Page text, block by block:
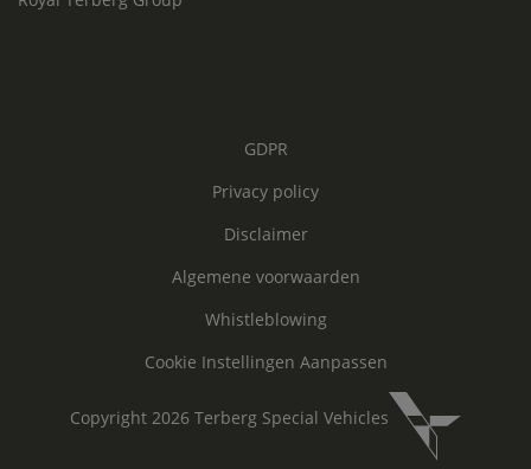
GDPR
Privacy policy
Disclaimer
Algemene voorwaarden
Whistleblowing
Cookie Instellingen Aanpassen
Copyright 2026 Terberg Special Vehicles